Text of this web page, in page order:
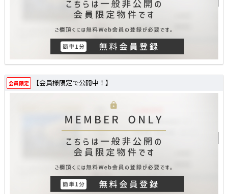
会員限定 【会員様限定で公開中！】